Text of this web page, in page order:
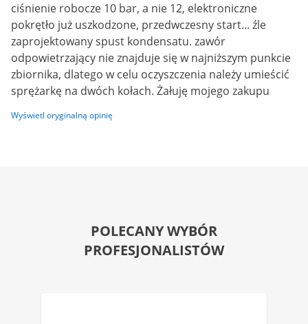
ciśnienie robocze 10 bar, a nie 12, elektroniczne
pokrętło już uszkodzone, przedwczesny start... źle
zaprojektowany spust kondensatu. zawór
odpowietrzający nie znajduje się w najniższym punkcie
zbiornika, dlatego w celu oczyszczenia należy umieścić
sprężarkę na dwóch kołach. Żałuję mojego zakupu
Wyświetl oryginalną opinię
POLECANY WYBÓR
PROFESJONALISTÓW